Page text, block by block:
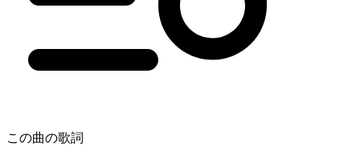
この曲の歌詞